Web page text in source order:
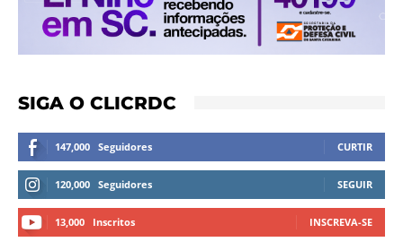
SIGA O CLICRDC
147,000 Seguidores CURTIR
120,000 Seguidores SEGUIR
13,000 Inscritos INSCREVA-SE